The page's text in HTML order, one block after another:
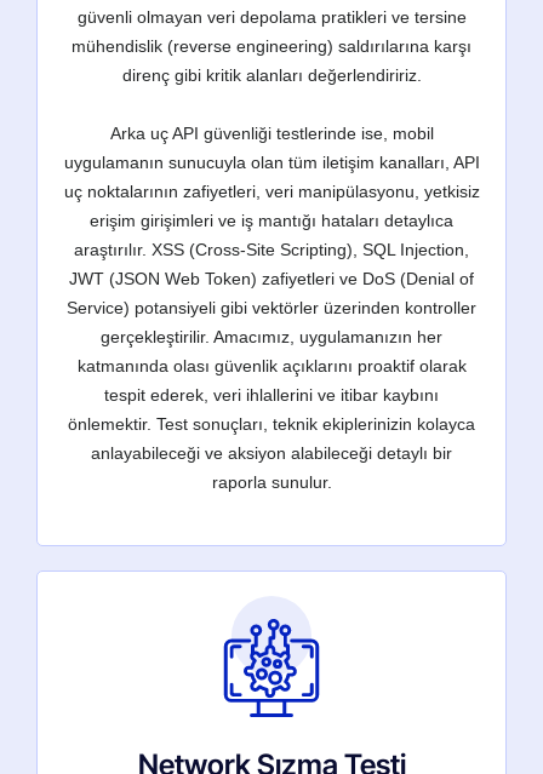
güvenli olmayan veri depolama pratikleri ve tersine
mühendislik (reverse engineering) saldırılarına karşı
direnç gibi kritik alanları değerlendiririz.
Arka uç API güvenliği testlerinde ise, mobil
uygulamanın sunucuyla olan tüm iletişim kanalları, API
uç noktalarının zafiyetleri, veri manipülasyonu, yetkisiz
erişim girişimleri ve iş mantığı hataları detaylıca
araştırılır. XSS (Cross-Site Scripting), SQL Injection,
JWT (JSON Web Token) zafiyetleri ve DoS (Denial of
Service) potansiyeli gibi vektörler üzerinden kontroller
gerçekleştirilir. Amacımız, uygulamanızın her
katmanında olası güvenlik açıklarını proaktif olarak
tespit ederek, veri ihlallerini ve itibar kaybını
önlemektir. Test sonuçları, teknik ekiplerinizin kolayca
anlayabileceği ve aksiyon alabileceği detaylı bir
raporla sunulur.
Network Sızma Testi